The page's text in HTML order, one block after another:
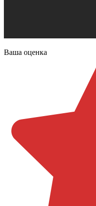
Ваша оценка